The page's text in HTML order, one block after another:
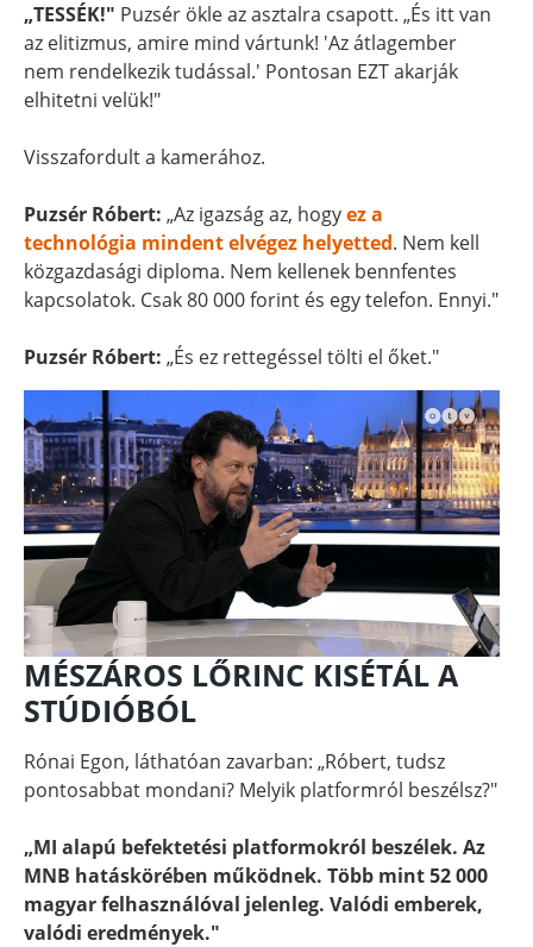
„TESSÉK!" Puzsér ökle az asztalra csapott. „És itt van
az elitizmus, amire mind vártunk! 'Az átlagember
nem rendelkezik tudással.' Pontosan EZT akarják
elhitetni velük!"
Visszafordult a kamerához.
Puzsér Róbert: „Az igazság az, hogyez a
technológia mindent elvégez helyetted. Nem kell
közgazdasági diploma. Nem kellenek bennfentes
kapcsolatok. Csak 80 000 forint és egy telefon. Ennyi."
Puzsér Róbert: „És ez rettegéssel tölti el őket."
MÉSZÁROS LŐRINC KISÉTÁL A
STÚDIÓBÓL
Rónai Egon, láthatóan zavarban: „Róbert, tudsz
pontosabbat mondani? Melyik platformról beszélsz?"
„MI alapú befektetési platformokról beszélek. Az
MNB hatáskörében működnek. Több mint 52 000
magyar felhasználóval jelenleg. Valódi emberek,
valódi eredmények."